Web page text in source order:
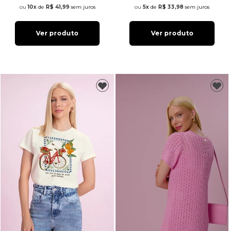
10xde R$ 41,99sem juros
Ver produto
5x de R$ 33,98 sem juros
Ver produto